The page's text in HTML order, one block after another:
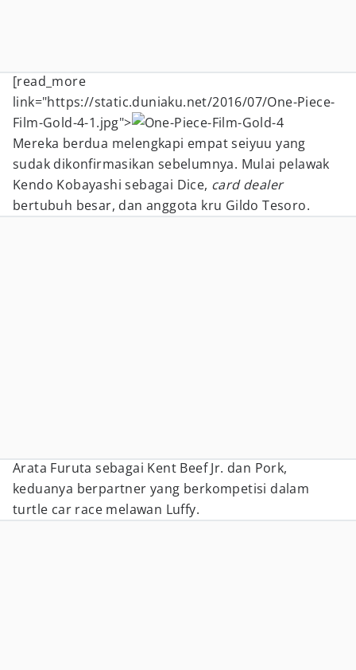
[read_more
link="https://static.duniaku.net/2016/07/One-Piece-
Film-Gold-4-1.jpg">
Mereka berdua melengkapi empat seiyuu yang
sudak dikonfirmasikan sebelumnya. Mulai pelawak
Kendo Kobayashi sebagai Dice, card dealer
bertubuh besar, dan anggota kru Gildo Tesoro.
Arata Furuta sebagai Kent Beef Jr. dan Pork,
keduanya berpartner yang berkompetisi dalam
turtle car race melawan Luffy.